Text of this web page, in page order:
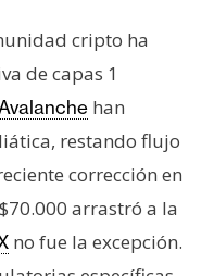
cripto ha
de capas 1
han
restando flujo
corrección en
arrastró a la
no fue la excepción.